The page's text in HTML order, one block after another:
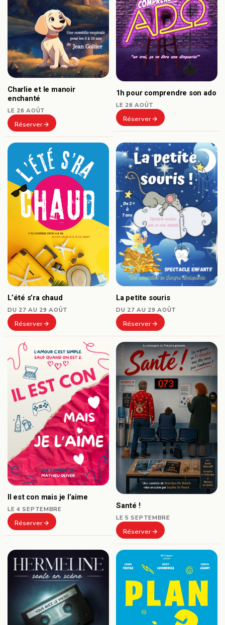
Charlie et le manoir
enchanté
LE 26 AOÛT
Réserver
1h pour comprendre son ado
LE 26 AOÛT
Réserver
L’été s’ra chaud
DU 27 AU 29 AOÛT
Réserver
La petite souris
DU 27 AU 29 AOÛT
Réserver
Il est con mais je l’aime
LE 4 SEPTEMBRE
Réserver
Santé !
LE 5 SEPTEMBRE
Réserver